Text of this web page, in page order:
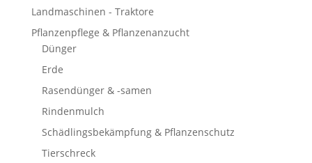
Landmaschinen - Traktore
Pflanzenpflege & Pflanzenanzucht
Dünger
Erde
Rasendünger & -samen
Rindenmulch
Schädlingsbekämpfung & Pflanzenschutz
Tierschreck